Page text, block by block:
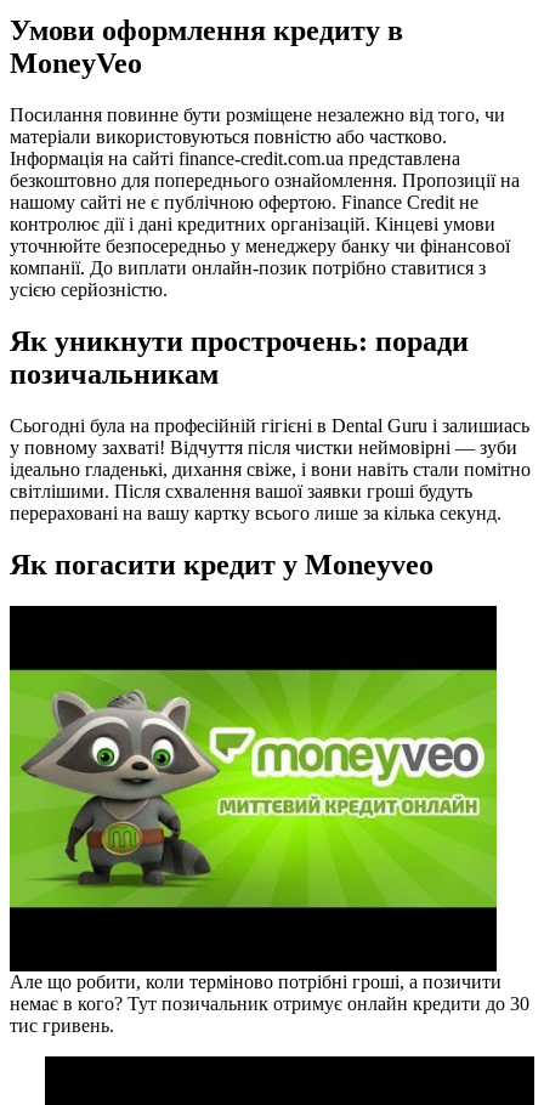
Умови оформлення кредиту в
MoneyVeo
Посилання повинне бути розміщене незалежно від того, чи
матеріали використовуються повністю або частково.
Інформація на сайті finance-credit.com.ua представлена
безкоштовно для попереднього ознайомлення. Пропозиції на
нашому сайті не є публічною офертою. Finance Credit не
контролює дії і дані кредитних організацій. Кінцеві умови
уточнюйте безпосередньо у менеджеру банку чи фінансової
компанії. До виплати онлайн-позик потрібно ставитися з
усією серйозністю.
Як уникнути прострочень: поради
позичальникам
Сьогодні була на професійній гігієні в Dental Guru і залишиась
у повному захваті! Відчуття після чистки неймовірні — зуби
ідеально гладенькі, дихання свіже, і вони навіть стали помітно
світлішими. Після схвалення вашої заявки гроші будуть
перераховані на вашу картку всього лише за кілька секунд.
Як погасити кредит у Moneyveo
Але що робити, коли терміново потрібні гроші, а позичити
немає в кого? Тут позичальник отримує онлайн кредити до 30
тис гривень.